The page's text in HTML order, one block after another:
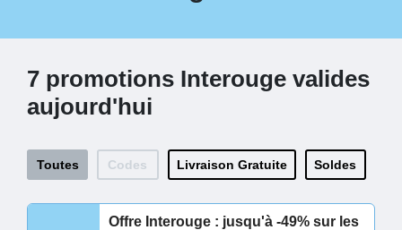
7 promotions Interouge valides
aujourd'hui
Toutes Codes Livraison Gratuite Soldes
Offre Interouge : jusqu'à -49% sur les